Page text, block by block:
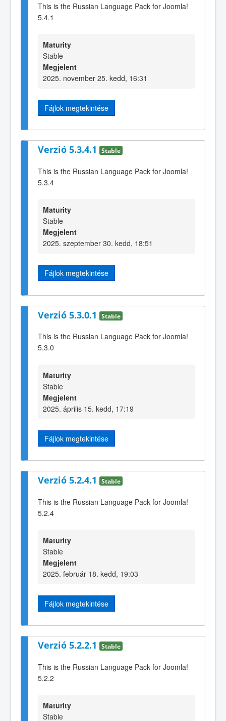
This is the Russian Language Pack for Joomla!
5.4.1
Maturity
Stable
Megjelent
2025. november 25. kedd, 16:31
Fájlok megtekintése
Verzió 5.3.4.1 Stable
This is the Russian Language Pack for Joomla!
5.3.4
Maturity
Stable
Megjelent
2025. szeptember 30. kedd, 18:51
Fájlok megtekintése
Verzió 5.3.0.1 Stable
This is the Russian Language Pack for Joomla!
5.3.0
Maturity
Stable
Megjelent
2025. április 15. kedd, 17:19
Fájlok megtekintése
Verzió 5.2.4.1 Stable
This is the Russian Language Pack for Joomla!
5.2.4
Maturity
Stable
Megjelent
2025. február 18. kedd, 19:03
Fájlok megtekintése
Verzió 5.2.2.1 Stable
This is the Russian Language Pack for Joomla!
5.2.2
Maturity
Stable